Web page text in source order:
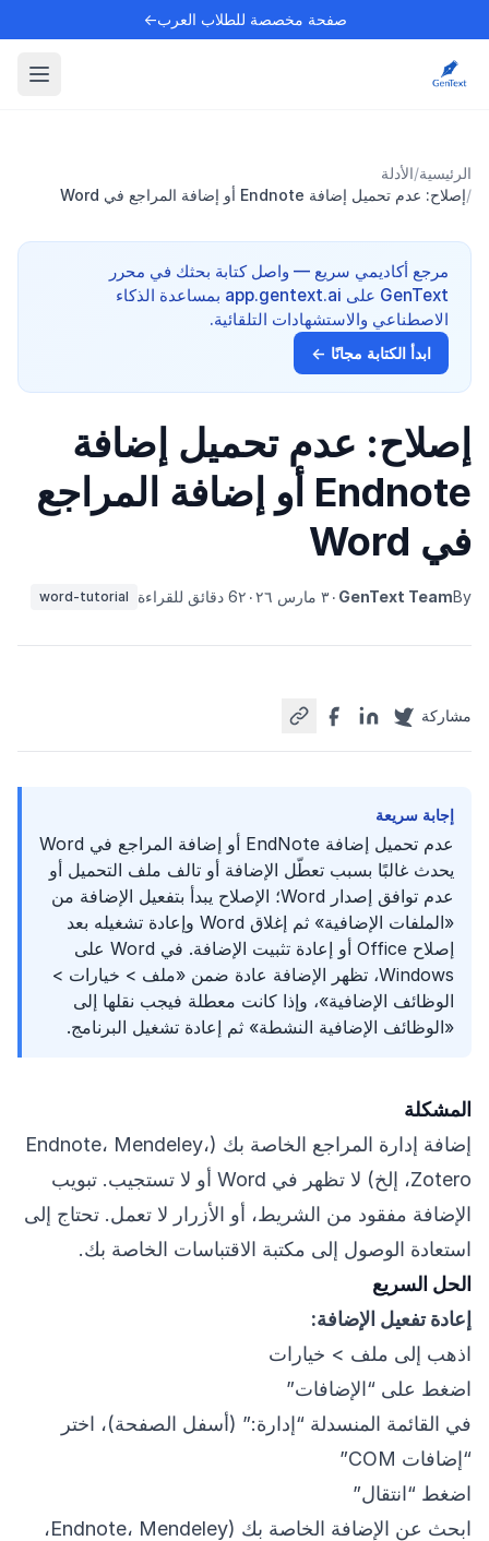
صفحة مخصصة للطلاب العرب←
الرئيسية/الأدلة
/إصلاح: عدم تحميل إضافة Endnote أو إضافة المراجع في Word
مرجع أكاديمي سريع — واصل كتابة بحثك في محرر
GenText على app.gentext.ai بمساعدة الذكاء
الاصطناعي والاستشهادات التلقائية.
ابدأ الكتابة مجانًا ←
إصلاح: عدم تحميل إضافة
Endnote أو إضافة المراجع
في Word
By
GenText Team ٣٠ مارس ٢٠٢٦ 6 دقائق للقراءة word-tutorial
مشاركة
إجابة سريعة
عدم تحميل إضافة EndNote أو إضافة المراجع في Word
يحدث غالبًا بسبب تعطّل الإضافة أو تالف ملف التحميل أو
عدم توافق إصدار Word؛ الإصلاح يبدأ بتفعيل الإضافة من
«الملفات الإضافية» ثم إغلاق Word وإعادة تشغيله بعد
إصلاح Office أو إعادة تثبيت الإضافة. في Word على
Windows، تظهر الإضافة عادة ضمن «ملف > خيارات >
الوظائف الإضافية»، وإذا كانت معطلة فيجب نقلها إلى
«الوظائف الإضافية النشطة» ثم إعادة تشغيل البرنامج.
المشكلة
إضافة إدارة المراجع الخاصة بك (Endnote، Mendeley،
Zotero، إلخ) لا تظهر في Word أو لا تستجيب. تبويب
الإضافة مفقود من الشريط، أو الأزرار لا تعمل. تحتاج إلى
استعادة الوصول إلى مكتبة الاقتباسات الخاصة بك.
الحل السريع
إعادة تفعيل الإضافة:
اذهب إلى ملف > خيارات
اضغط على “الإضافات”
في القائمة المنسدلة “إدارة:” (أسفل الصفحة)، اختر
“إضافات COM”
اضغط “انتقال”
ابحث عن الإضافة الخاصة بك (Endnote، Mendeley،